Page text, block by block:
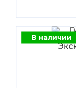
В наличии